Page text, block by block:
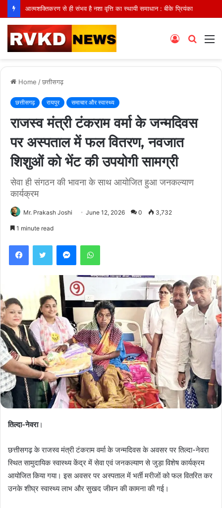
आत्मशक्तिकरण से ही संभव है नशा वृत्ति का स्थायी समाधान : बीके प्रियंका
Search
Log
Home /छत्तीसगढ़
छत्तीसगढ़ रायपुर समाचार और स्वास्थ्य
राजस्व मंत्री टंकराम वर्मा के जन्मदिवस
पर अस्पताल में फल वितरण, नवजात
शिशुओं को भेंट की उपयोगी सामग्री
सेवा ही संगठन की भावना के साथ आयोजित हुआ जनकल्याण
कार्यक्रम
Mr. Prakash Joshi June 12, 2026 0 3,732
1 minute read
FacebookTwitter MessengerWhatsApp
तिल्दा-नेवरा।
छत्तीसगढ़ के राजस्व मंत्री टंकराम वर्मा के जन्मदिवस के अवसर पर तिल्दा-नेवरा
स्थित सामुदायिक स्वास्थ्य केंद्र में सेवा एवं जनकल्याण से जुड़ा विशेष कार्यक्रम
आयोजित किया गया। इस अवसर पर अस्पताल में भर्ती मरीजों को फल वितरित कर
उनके शीघ्र स्वास्थ्य लाभ और सुखद जीवन की कामना की गई।